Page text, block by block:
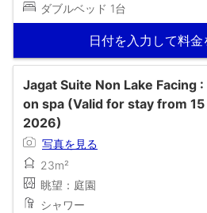
ダブルベッド 1台
日付を入力して料金
Jagat Suite Non Lake Facing
on spa (Valid for stay from
2026)
写真を見る
23m²
眺望：庭園
シャワー